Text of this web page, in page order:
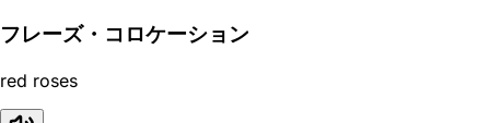
フレーズ・コロケーション
red roses